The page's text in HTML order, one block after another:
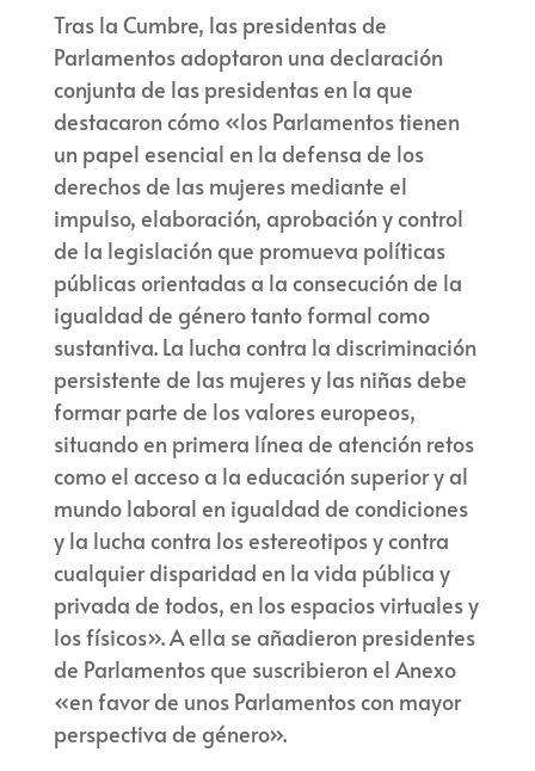
Tras la Cumbre, las presidentas de
Parlamentos adoptaron una declaración
conjunta de las presidentas en la que
destacaron cómo «los Parlamentos tienen
un papel esencial en la defensa de los
derechos de las mujeres mediante el
impulso, elaboración, aprobación y control
de la legislación que promueva políticas
públicas orientadas a la consecución de la
igualdad de género tanto formal como
sustantiva. La lucha contra la discriminación
persistente de las mujeres y las niñas debe
formar parte de los valores europeos,
situando en primera línea de atención retos
como el acceso a la educación superior y al
mundo laboral en igualdad de condiciones
y la lucha contra los estereotipos y contra
cualquier disparidad en la vida pública y
privada de todos, en los espacios virtuales y
los físicos». A ella se añadieron presidentes
de Parlamentos que suscribieron el Anexo
«en favor de unos Parlamentos con mayor
perspectiva de género».